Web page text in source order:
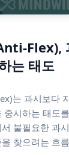
Flex),
는 태도
는 과시보다
시하는 태도
불필요한 과
찾으려는 흐